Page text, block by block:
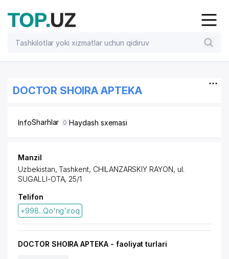
DOCTOR SHOIRA APTEKA
InfoSharhlar 0 Haydash sxemasi
Manzil
Uzbekistan, Tashkent, CHILANZARSKIY RAYON, ul.
SUGALLI-OTA, 25/1
Telifon
+998...Qo'ng'iroq
DOCTOR SHOIRA APTEKA - faoliyat turlari